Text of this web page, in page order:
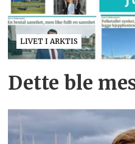
LIVET I ARKTIS
Dette ble